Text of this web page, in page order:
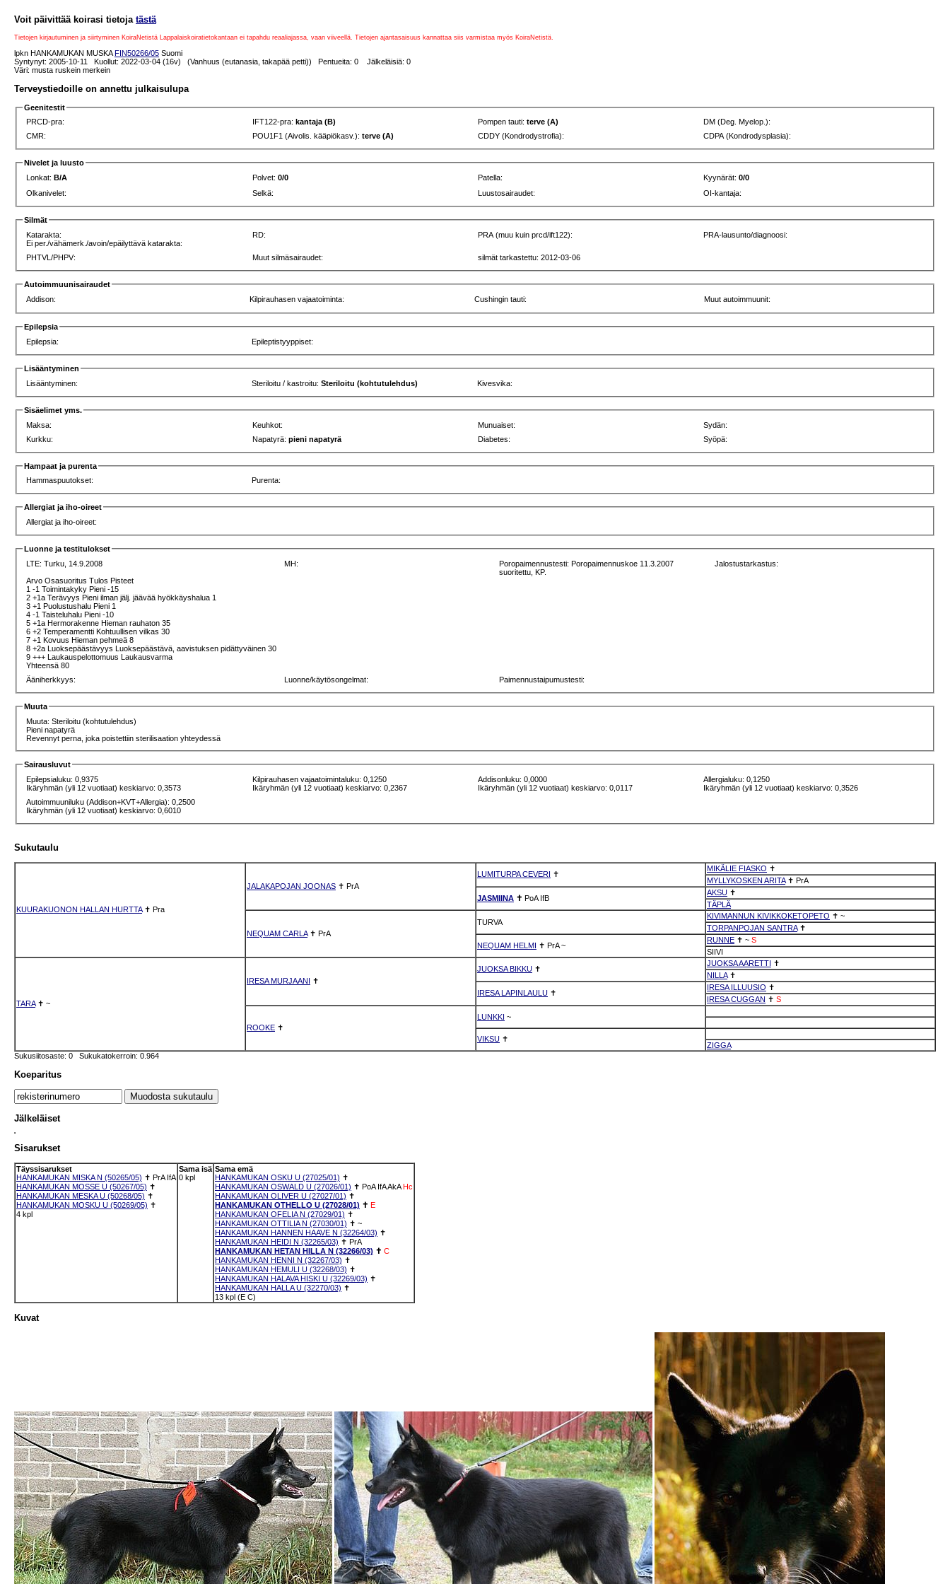
Voit päivittää koirasi tietoja tästä
Tietojen kirjautuminen ja siirtyminen KoiraNetistä Lappalaiskoiratietokantaan ei tapahdu reaaliajassa, vaan viiveellä. Tietojen ajantasaisuus kannattaa siis varmistaa myös KoiraNetistä.
lpkn HANKAMUKAN MUSKAFIN50266/05 Suomi
Syntynyt: 2005-10-11 Kuollut: 2022-03-04 (16v) (Vanhuus (eutanasia, takapää petti)) Pentueita: 0 Jälkeläisiä: 0
Väri: musta ruskein merkein
Terveystiedoille on annettu julkaisulupa
Geenitestit
PRCD-pra:
IFT122-pra: kantaja (B) Pompen tauti:terve (A)
DM (Deg. Myelop.):
CMR:
POU1F1 (Aivolis. kääpiökasv.):terve (A) CDDY (Kondrodystrofia): CDPA (Kondrodysplasia):
Nivelet ja luusto
Lonkat:B/A Polvet:0/0 Patella: Kyynärät:0/0
Olkanivelet:
Selkä: Luustosairaudet: OI-kantaja:
Silmät
Katarakta:
Ei per./vähämerk./avoin/epäilyttävä katarakta:
RD: PRA (muu kuin prcd/ift122): PRA-lausunto/diagnoosi:
PHTVL/PHPV: Muut silmäsairaudet: silmät tarkastettu: 2012-03-06
Autoimmuunisairaudet
Addison:
Kilpirauhasen vajaatoiminta: Cushingin tauti: Muut autoimmuunit:
Epilepsia
Epilepsia:
Epileptistyyppiset:
Lisääntyminen
Lisääntyminen:
Steriloitu / kastroitu:Steriloitu (kohtutulehdus) Kivesvika:
Sisäelimet yms.
Maksa:
Keuhkot: Munuaiset:
Sydän:
Kurkku:
Napatyrä:pieni napatyrä Diabetes: Syöpä:
Hampaat ja purenta
Hammaspuutokset:
Purenta:
Allergiat ja iho-oireet
Allergiat ja iho-oireet:
Luonne ja testitulokset
LTE:Turku, 14.9.2008
Arvo Osasuoritus Tulos Pisteet
1 -1 Toimintakyky Pieni -15
2 +1a Terävyys Pieni ilman jälj. jäävää hyökkäyshalua 1
3 +1 Puolustushalu Pieni 1
4 -1 Taisteluhalu Pieni -10
5 +1a Hermorakenne Hieman rauhaton 35
6 +2 Temperamentti Kohtuullisen vilkas 30
7 +1 Kovuus Hieman pehmeä 8
8 +2a Luoksepäästävyys Luoksepäästävä, aavistuksen pidättyväinen 30
9 +++ Laukauspelottomuus Laukausvarma
Yhteensä 80
MH:
Poropaimennustesti: Poropaimennuskoe 11.3.2007
suoritettu, KP.
Jalostustarkastus:
Ääniherkkyys: Luonne/käytösongelmat: Paimennustaipumustesti:
Muuta
Muuta: Steriloitu (kohtutulehdus)
Pieni napatyrä
Revennyt perna, joka poistettiin sterilisaation yhteydessä
Sairausluvut
Epilepsialuku: 0,9375
Ikäryhmän (yli 12 vuotiaat) keskiarvo: 0,3573
Kilpirauhasen vajaatoimintaluku: 0,1250
Ikäryhmän (yli 12 vuotiaat) keskiarvo: 0,2367
Addisonluku: 0,0000
Ikäryhmän (yli 12 vuotiaat) keskiarvo: 0,0117
Allergialuku: 0,1250
Ikäryhmän (yli 12 vuotiaat) keskiarvo: 0,3526
Autoimmuuniluku (Addison+KVT+Allergia): 0,2500
Ikäryhmän (yli 12 vuotiaat) keskiarvo: 0,6010
Sukutaulu
KUURAKUONON HALLAN HURTTA✝ Pra
JALAKAPOJAN JOONAS ✝ PrA
LUMITURPA CEVERI ✝
MIKÄLIE FIASKO ✝
MYLLYKOSKEN ARITA✝ PrA
JASMIINA ✝ PoA IfB
AKSU ✝
TÄPLÄ
NEQUAM CARLA✝ PrA
TURVA
KIVIMANNUN KIVIKKOKETOPETO ✝ ~
TORPANPOJAN SANTRA✝
NEQUAM HELMI ✝ PrA ~
RUNNE ✝ ~ S
SIIVI
TARA✝ ~
IRESA MURJAANI ✝
JUOKSA BIKKU ✝
JUOKSA AARETTI ✝
NILLA✝
IRESA LAPINLAULU ✝
IRESA ILLUUSIO ✝
IRESA CUGGAN ✝ S
ROOKE ✝
LUNKKI ~
VIKSU ✝
ZIGGA
Sukusiitosaste: 0 Sukukatokerroin: 0.964
Koeparitus
Jälkeläiset
Sisarukset
Täyssisarukset
HANKAMUKAN MISKA N (50265/05) ✝ PrA IfA
HANKAMUKAN MOSSE U (50267/05) ✝
HANKAMUKAN MESKA U (50268/05) ✝
HANKAMUKAN MOSKU U (50269/05) ✝
4 kpl
Sama isä
0 kpl
Sama emä
HANKAMUKAN OSKU U (27025/01) ✝
HANKAMUKAN OSWALD U (27026/01) ✝ PoA IfAAkA Hc
HANKAMUKAN OLIVER U (27027/01) ✝
HANKAMUKAN OTHELLO U (27028/01) ✝ E
HANKAMUKAN OFELIA N (27029/01) ✝
HANKAMUKAN OTTILIA N (27030/01) ✝ ~
HANKAMUKAN HANNEN HAAVE N (32264/03) ✝
HANKAMUKAN HEIDI N (32265/03) ✝ PrA
HANKAMUKAN HETAN HILLA N (32266/03) ✝ C
HANKAMUKAN HENNI N (32267/03) ✝
HANKAMUKAN HEMULI U (32268/03) ✝
HANKAMUKAN HALAVA HISKI U (32269/03) ✝
HANKAMUKAN HALLA U (32270/03) ✝
13 kpl (E C)
Kuvat